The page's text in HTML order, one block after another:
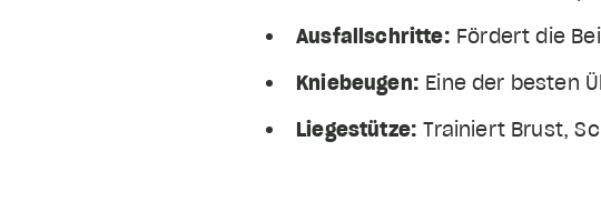
Ausfallschritte: Fördert die
Kniebeugen: Eine der besten
Liegestütze:Trainiert Brust,